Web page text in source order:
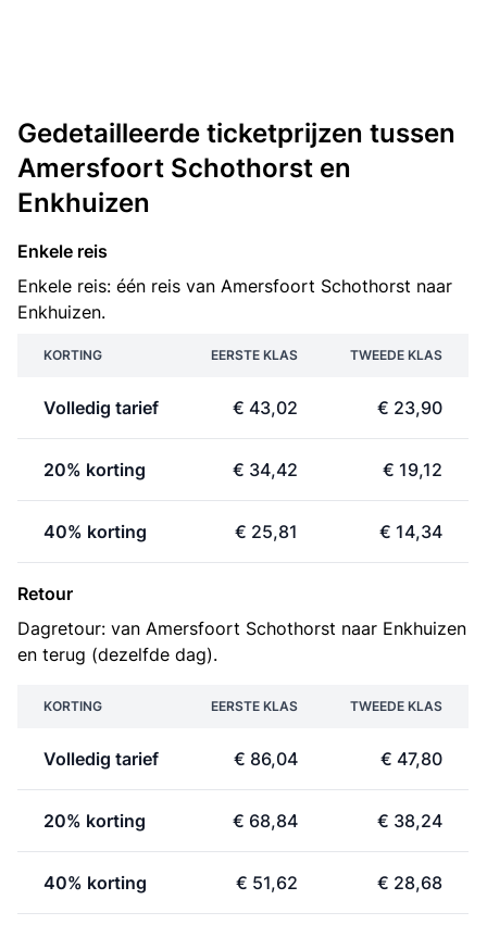
Gedetailleerde ticketprijzen tussen
Amersfoort Schothorst en
Enkhuizen
Enkele reis
Enkele reis: één reis van Amersfoort Schothorst naar
Enkhuizen.
KORTING EERSTE KLAS TWEEDE KLAS
Volledig tarief € 43,02 € 23,90
20% korting € 34,42 € 19,12
40% korting € 25,81 € 14,34
Retour
Dagretour: van Amersfoort Schothorst naar Enkhuizen
en terug (dezelfde dag).
KORTING EERSTE KLAS TWEEDE KLAS
Volledig tarief € 86,04 € 47,80
20% korting € 68,84 € 38,24
40% korting € 51,62 € 28,68